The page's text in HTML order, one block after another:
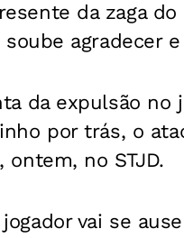
da zaga
agradecer
da expulsão no
por trás, o
no STJD.
vai se